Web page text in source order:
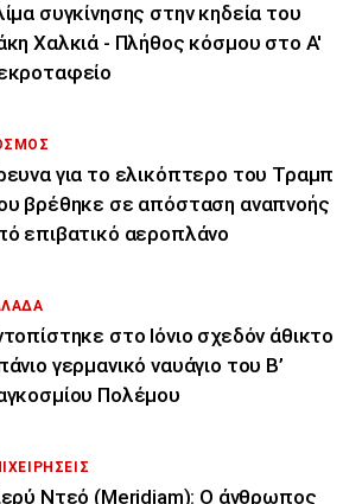
συγκίνησης στην κηδεία του
Χαλκιά - Πλήθος κόσμου στο Α'
για το ελικόπτερο του Τραμπ
βρέθηκε σε απόσταση αναπνοής
επιβατικό αεροπλάνο
στο Ιόνιο σχεδόν άθικτο
γερμανικό ναυάγιο του Β’
Πολέμου
Ντεό (Meridiam): Ο άνθρωπος